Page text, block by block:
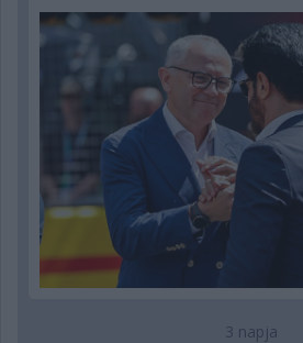
3 napja